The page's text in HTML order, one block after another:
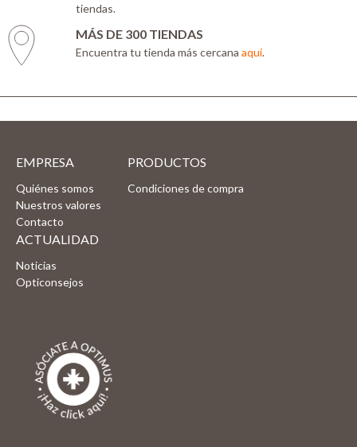
tiendas.
MÁS DE 300 TIENDAS
Encuentra tu tienda más cercana aquí.
EMPRESA
Quiénes somos
Nuestros valores
Contacto
PRODUCTOS
Condiciones de compra
ACTUALIDAD
Noticias
Opticonsejos